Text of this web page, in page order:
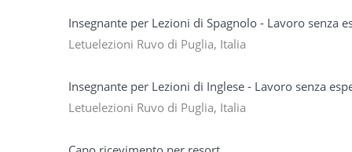
Insegnante per Lezioni di Spagnolo - Lavoro senza
Letuelezioni Ruvo di Puglia, Italia
Insegnante per Lezioni di Inglese - Lavoro senza
Letuelezioni Ruvo di Puglia, Italia